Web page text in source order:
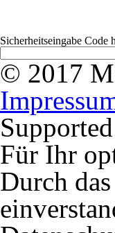
Sicherheitseingabe Code
© 2017
Für Ihr
Durch